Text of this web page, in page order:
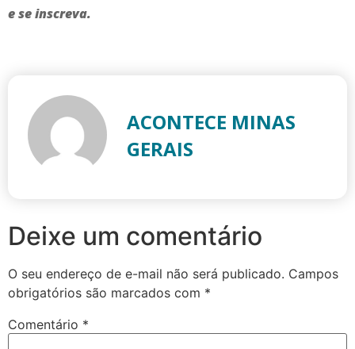
e se inscreva.
ACONTECE MINAS
GERAIS
Deixe um comentário
O seu endereço de e-mail não será publicado. Campos
obrigatórios são marcados com *
Comentário *